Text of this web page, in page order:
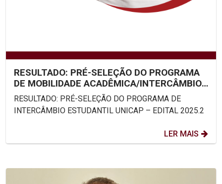
RESULTADO: PRÉ-SELEÇÃO DO PROGRAMA
DE MOBILIDADE ACADÊMICA/INTERCÂMBIO
ESTUDANTIL UNICAP – EDITAL...
RESULTADO: PRÉ-SELEÇÃO DO PROGRAMA DE
INTERCÂMBIO ESTUDANTIL UNICAP – EDITAL 2025.2
LER MAIS